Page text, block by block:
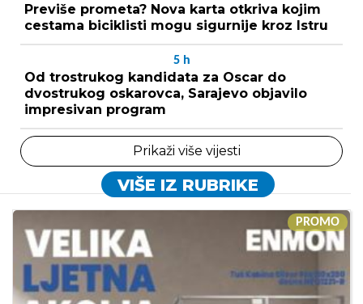
Previše prometa? Nova karta otkriva kojim
cestama biciklisti mogu sigurnije kroz Istru
5 h
Od trostrukog kandidata za Oscar do
dvostrukog oskarovca, Sarajevo objavilo
impresivan program
Prikaži više vijesti
VIŠE IZ RUBRIKE
PROMO